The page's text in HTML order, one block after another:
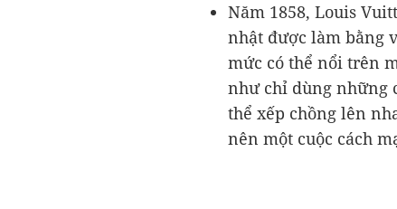
Năm 1858, Louis
nhật được làm bằng
mức có thể nổi trên
như chỉ dùng những
thể xếp chồng lên
nên một cuộc cách